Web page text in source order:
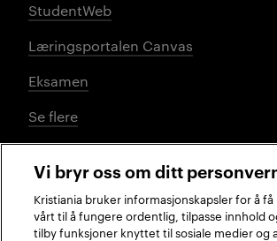
StudentWeb
Læringsportalen Canvas
Eksamen
Se flere
Sosiale medier
Vi bryr oss om ditt
Kristiania bruker informasjonskapsler for å
vårt til å fungere ordentlig, tilpasse innhold
tilby funksjoner knyttet til sosiale medier og